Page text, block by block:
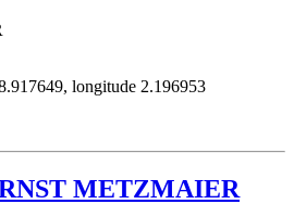
longitude 2.196953
METZMAIER